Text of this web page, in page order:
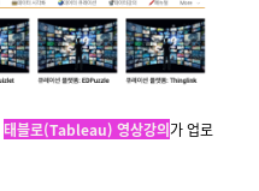
태블로(Tableau) 영상강의가 업로